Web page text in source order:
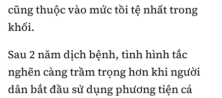
Tổng biên tập:
Nguyễn Đức Thắng, La Đức Hùng
Hotline:
0901 514 799
Quảng cáo và Phát hành:
0915 057 282
cũng thuộc vào mức tồi tệ nhất trong
khối.
Sau 2 năm dịch bệnh, tình hình tắc
nghẽn càng trầm trọng hơn khi người
dân bắt đầu sử dụng phương tiện cá